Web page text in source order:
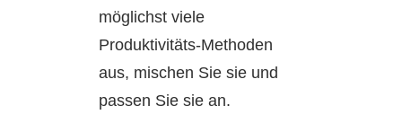
möglichst viele
Produktivitäts-Methoden
aus, mischen Sie sie und
passen Sie sie an.